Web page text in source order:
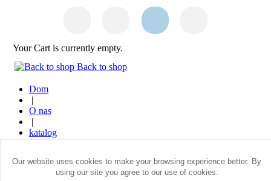
Your Cart is currently empty.
Back to shop
Dom
|
O nas
|
katalog
|
Kontakt
Our website uses cookies to make your browsing experience better. By
using our site you agree to our use of cookies.